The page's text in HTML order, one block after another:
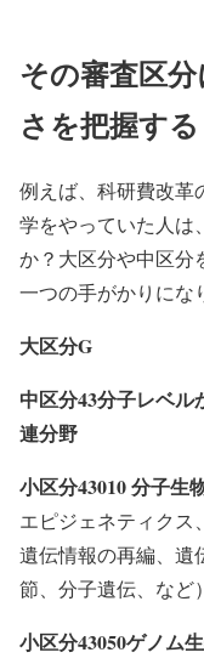
その審査区
さを把握する
例えば、科研費改革
学をやっていた人は
か？大区分や中区分
一つの手がかりにな
大区分G
中区分43分子レベ
連分野
小区分43010 分子生
エピジェネティクス
遺伝情報の再編、遺
節、分子遺伝、など）
小区分43050ゲノム